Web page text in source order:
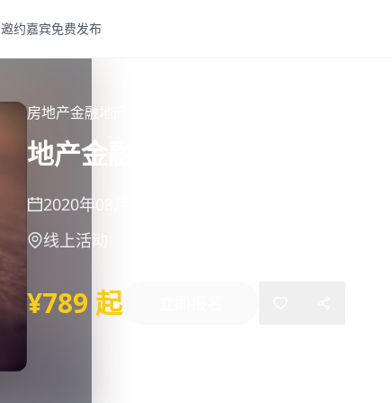
邀约嘉宾免费发布
房地产金融
地产金融线上研修班（线上课
2020年08月01日
线上活动
¥789 起